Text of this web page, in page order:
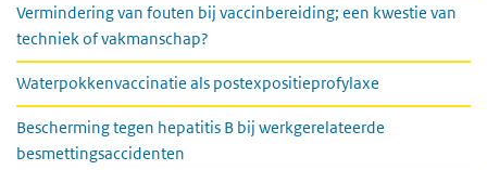
Vermindering van fouten bij vaccinbereiding; een kwestie van
techniek of vakmanschap?
Waterpokkenvaccinatie als postexpositieprofylaxe
Bescherming tegen hepatitis B bij werkgerelateerde
besmettingsaccidenten